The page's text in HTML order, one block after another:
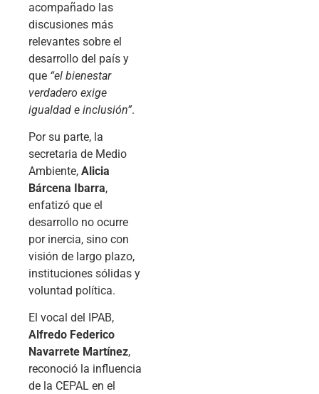
acompañado las
discusiones más
relevantes sobre el
desarrollo del país y
que “el bienestar
verdadero exige
igualdad e inclusión”.
Por su parte, la
secretaria de Medio
Ambiente, Alicia
Bárcena Ibarra,
enfatizó que el
desarrollo no ocurre
por inercia, sino con
visión de largo plazo,
instituciones sólidas y
voluntad política.
El vocal del IPAB,
Alfredo Federico
Navarrete Martínez,
reconoció la influencia
de la CEPAL en el